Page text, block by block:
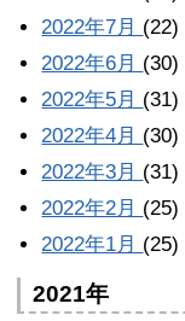
2022年7月 (22)
2022年6月 (30)
2022年5月 (31)
2022年4月 (30)
2022年3月 (31)
2022年2月 (25)
2022年1月 (25)
2021年